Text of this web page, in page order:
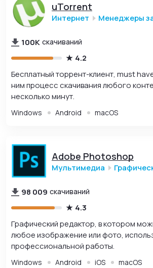
uTorrent
Интернет Менеджеры
100K скачиваний
4.2
Бесплатный торрент-клиент, must
ним процесс скачивания любого
несколько минут.
Windows Android macOS
Adobe Photoshop
Мультимедиа
98 009 скачиваний
4.3
Графический редактор, в котором
любое изображение или фото,
профессиональной работы.
Windows Android iOS macOS